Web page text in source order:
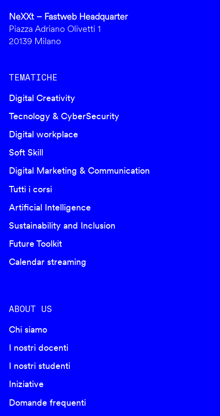
NeXXt – Fastweb Headquarter
Piazza Adriano Olivetti 1
20139 Milano
TEMATICHE
Digital Creativity
Tecnology & CyberSecurity
Digital workplace
Soft Skill
Digital Marketing & Communication
Tutti i corsi
Artificial Intelligence
Sustainability and Inclusion
Future Toolkit
Calendar streaming
ABOUT US
Chi siamo
I nostri docenti
I nostri studenti
Iniziative
Domande frequenti